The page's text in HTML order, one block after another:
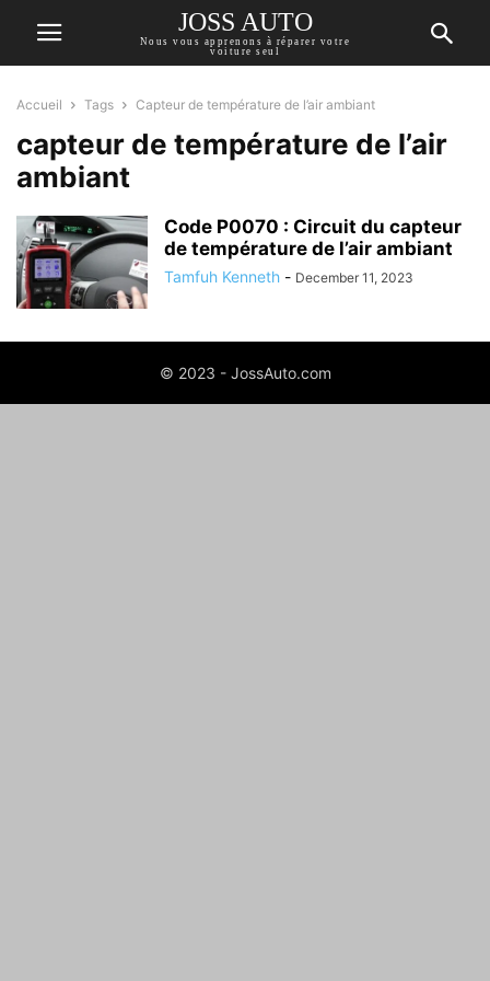
JOSS AUTO
Nous vous apprenons à réparer votre
voiture seul
Accueil Tags Capteur de température de l’air ambiant
capteur de température de l’air
ambiant
Code P0070 : Circuit du capteur
de température de l’air ambiant
Tamfuh Kenneth - December 11, 2023
© 2023 - JossAuto.com